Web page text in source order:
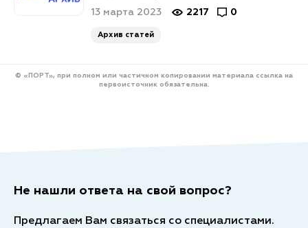
13 марта 2023 2217 0
Архив статей
© «ПОРТ», при полном или частичном копировании материала ссылка на
первоисточник обязательна.
Не нашли ответа на свой вопрос?
Предлагаем Вам связаться со специалистами.